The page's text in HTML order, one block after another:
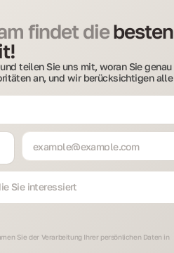
findet diebesten
teilen Sie uns mit, woran Sie genau
an, und wir berücksichtigen alle
Sie interessiert
Sie der Verarbeitung Ihrer persönlichen Daten in